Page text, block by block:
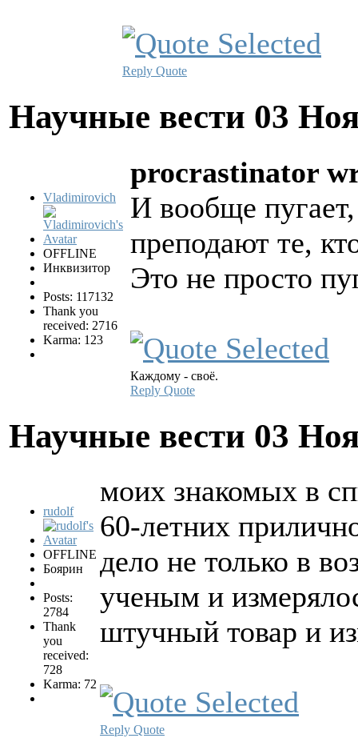
Reply Quote
Научные вести 03
Vladimirovich
OFFLINE
Инквизитор
Posts: 117132
Thank you
received: 2716
Karma: 123
procrastinator
И вообще
преподают те,
Это не просто
Каждому - своё.
Reply Quote
Научные вести 03
rudolf
OFFLINE
Боярин
Posts:
2784
Thank
you
received:
728
Karma: 72
моих знакомых в
60-летних
дело не только в
ученым и
штучный товар и
Reply Quote